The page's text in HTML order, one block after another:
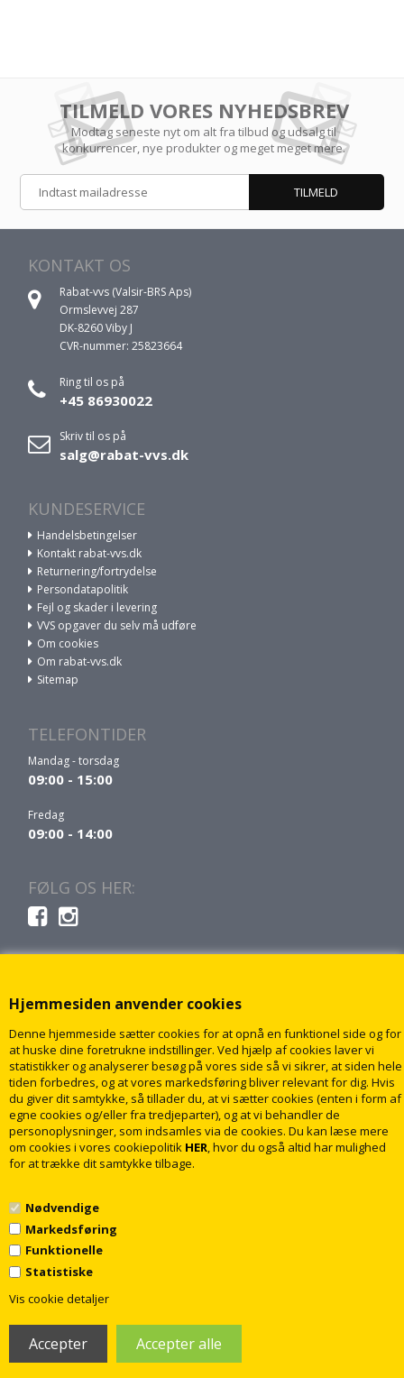
Hjemmesiden anvender cookies
Denne hjemmeside sætter cookies for at opnå en funktionel side og for
at huske dine foretrukne indstillinger. Ved hjælp af cookies laver vi
statistikker og analyserer besøg på vores side så vi sikrer, at siden hele
tiden forbedres, og at vores markedsføring bliver relevant for dig. Hvis
du giver dit samtykke, så tillader du, at vi sætter cookies (enten i form af
egne cookies og/eller fra tredjeparter), og at vi behandler de
personoplysninger, som indsamles via de cookies. Du kan læse mere
om cookies i vores cookiepolitik HER, hvor du også altid har mulighed
for at trække dit samtykke tilbage.
Nødvendige
Markedsføring
Funktionelle
Statistiske
Vis cookie detaljer
TILMELD VORES NYHEDSBREV
Modtag seneste nyt om alt fra tilbud og udsalg til
konkurrencer, nye produkter og meget meget mere.
KONTAKT OS
Rabat-vvs (Valsir-BRS Aps)
Ormslevvej 287
DK-8260 Viby J
CVR-nummer: 25823664
Ring til os på
+45 86930022
Skriv til os på
salg@rabat-vvs.dk
KUNDESERVICE
Handelsbetingelser
Kontakt rabat-vvs.dk
Returnering/fortrydelse
Persondatapolitik
Fejl og skader i levering
VVS opgaver du selv må udføre
Om cookies
Om rabat-vvs.dk
Sitemap
TELEFONTIDER
Mandag - torsdag
09:00 - 15:00
Fredag
09:00 - 14:00
FØLG OS HER:
© 2009 - 2018 rabatvvs.dk. Alle rettigheder forbeholdt
Webshop lavet af Dandodesign